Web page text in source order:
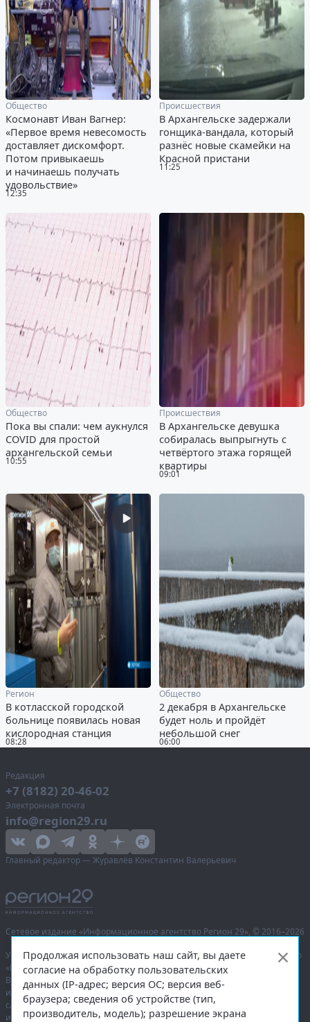
12:35
Общество
Космонавт Иван Вагнер:
«Первое время невесомость
доставляет дискомфорт.
Потом привыкаешь
и начинаешь получать
удовольствие»
11:25
Происшествия
В Архангельске задержали
гонщика-вандала, который
разнёс новые скамейки на
Красной пристани
10:55
Общество
Пока вы спали: чем аукнулся
COVID для простой
архангельской семьи
09:01
Происшествия
В Архангельске девушка
собиралась выпрыгнуть с
четвёртого этажа горящей
квартиры
08:28
Регион
В котласской городской
больнице появилась новая
кислородная станция
06:00
Общество
2 декабря в Архангельске
будет ноль и пройдёт
небольшой снег
Редакция
+7 (8182) 20-46-02
Электронная почта
info@region29.ru
Главный редактор — Журавлёв Константин Валерьевич
Сетевое издание «Информационное агентство Регион 29», © 2016–2026
Учредитель — общество с ограниченной ответственностью «Агентство
«Правда Севера».
Выписка из реестра зарегистрированных средств массовой
информации:ЭЛ № ФС 77-74226
от 09.11.2018 выдано Федеральной
службой по надзору в сфере связи, информационных технологий
и массовых коммуникаций (Роскомнадзор).
Продолжая использовать наш сайт, вы даете
согласие на обработку пользовательских
данных (IP-адрес; версия ОС; версия веб-
браузера; сведения об устройстве (тип,
производитель, модель); разрешение экрана